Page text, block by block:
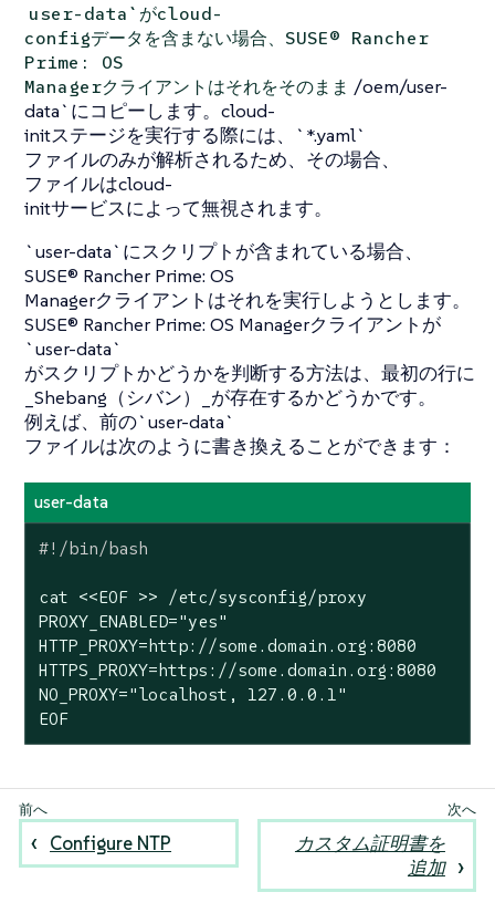
user-data`がcloud-
configデータを含まない場合、SUSE® Rancher
Prime: OS
Managerクライアントはそれをそのまま /oem/user-
data`にコピーします。cloud-
initステージを実行する際には、`*.yaml`
ファイルのみが解析されるため、その場合、
ファイルはcloud-
initサービスによって無視されます。
`user-data`にスクリプトが含まれている場合、
SUSE® Rancher Prime: OS
Managerクライアントはそれを実行しようとします。
SUSE® Rancher Prime: OS Managerクライアントが
`user-data`
がスクリプトかどうかを判断する方法は、最初の行に
_Shebang（シバン）_が存在するかどうかです。
例えば、前の`user-data`
ファイルは次のように書き換えることができます：
user-data
cat <<EOF >> /etc/sysconfig/proxy
PROXY_ENABLED="yes"
HTTP_PROXY=http://some.domain.org:8080
HTTPS_PROXY=https://some.domain.org:8080
NO_PROXY="localhost, 127.0.0.1"
EOF
Configure NTP
カスタム証明書を
追加